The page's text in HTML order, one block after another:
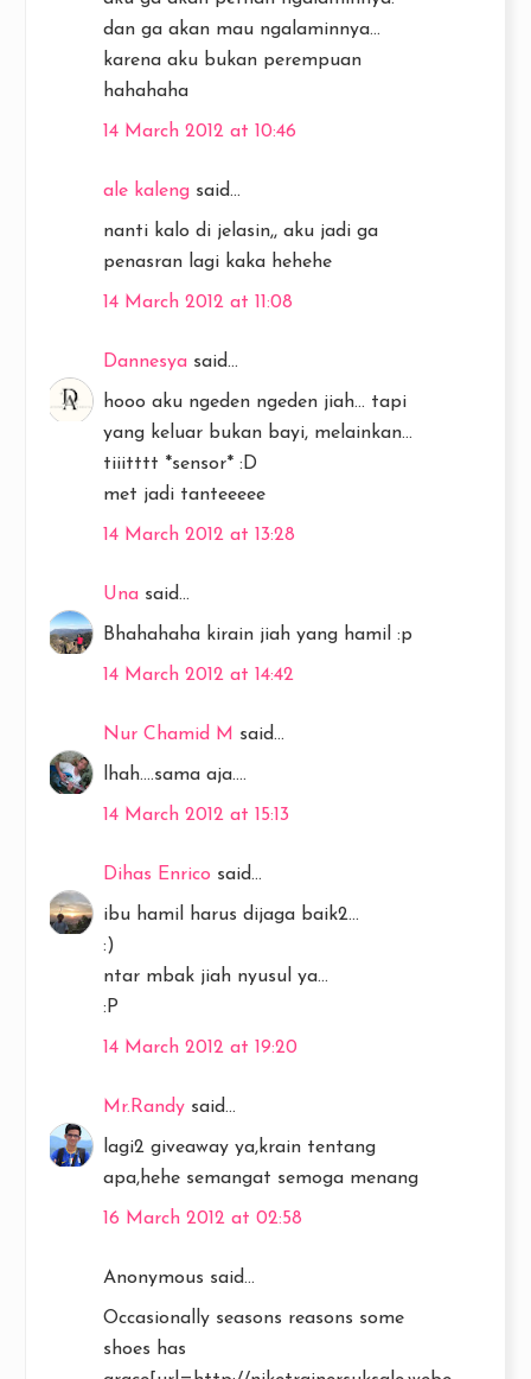
dan ga akan mau ngalaminnya...
karena aku bukan perempuan
hahahaha
14 March 2012 at 10:46
ale kaleng said...
nanti kalo di jelasin,, aku jadi ga
penasran lagi kaka hehehe
14 March 2012 at 11:08
Dannesya said...
hooo aku ngeden ngeden jiah... tapi
yang keluar bukan bayi, melainkan...
tiiitttt *sensor* :D
met jadi tanteeeee
14 March 2012 at 13:28
Una said...
Bhahahaha kirain jiah yang hamil :p
14 March 2012 at 14:42
Nur Chamid M said...
lhah....sama aja....
14 March 2012 at 15:13
Dihas Enrico said...
ibu hamil harus dijaga baik2...
:)
ntar mbak jiah nyusul ya...
:P
14 March 2012 at 19:20
Mr.Randy said...
lagi2 giveaway ya,krain tentang
apa,hehe semangat semoga menang
16 March 2012 at 02:58
Anonymous said...
Occasionally seasons reasons some
shoes has